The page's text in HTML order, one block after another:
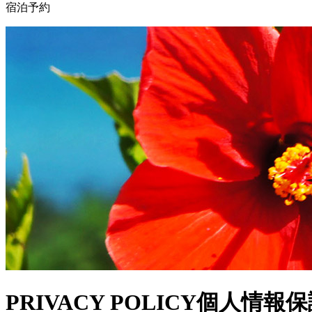
宿泊予約
PRIVACY POLICY個人情報